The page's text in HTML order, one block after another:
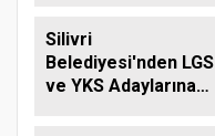
Silivri
Belediyesi'nden LGS
ve YKS Adaylarına